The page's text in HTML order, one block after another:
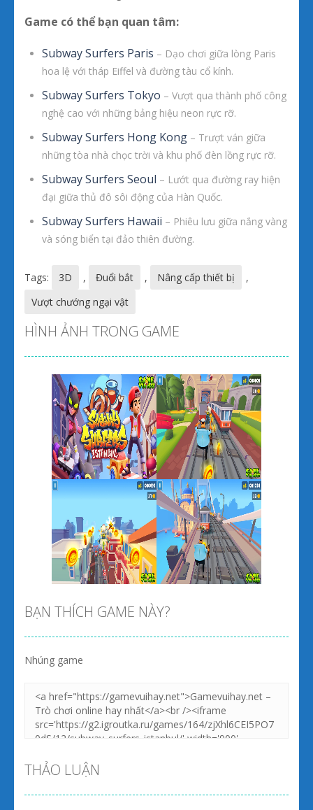
Game có thể bạn quan tâm:
Subway Surfers Paris – Dạo chơi giữa lòng Paris
hoa lệ với tháp Eiffel và đường tàu cổ kính.
Subway Surfers Tokyo – Vượt qua thành phố công
nghệ cao với những bảng hiệu neon rực rỡ.
Subway Surfers Hong Kong – Trượt ván giữa
những tòa nhà chọc trời và khu phố đèn lồng rực rỡ.
Subway Surfers Seoul – Lướt qua đường ray hiện
đại giữa thủ đô sôi động của Hàn Quốc.
Subway Surfers Hawaii – Phiêu lưu giữa nắng vàng
và sóng biển tại đảo thiên đường.
Tags: 3D , Đuổi bắt , Nâng cấp thiết bị
,
Vượt chướng ngại vật
HÌNH ẢNH TRONG GAME
PLAY
Zoom PLAY
Zoom
BẠN THÍCH GAME NÀY?
Nhúng game
THẢO LUẬN